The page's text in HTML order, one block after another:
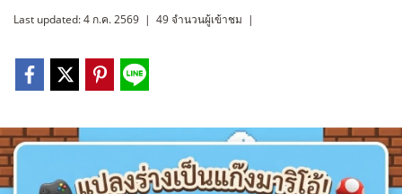
Last updated: 4 ก.ค. 2569 | 49 จำนวนผู้เข้าชม |